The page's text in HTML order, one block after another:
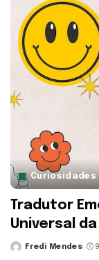
Curiosidades
Tradutor
Universal
Posted
Fredi Mendes